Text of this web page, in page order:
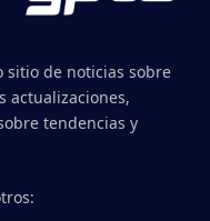
sitio de noticias sobre
actualizaciones,
tendencias y